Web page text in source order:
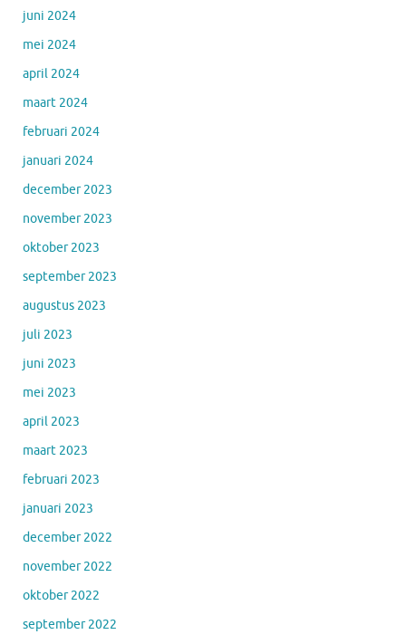
juni 2024
mei 2024
april 2024
maart 2024
februari 2024
januari 2024
december 2023
november 2023
oktober 2023
september 2023
augustus 2023
juli 2023
juni 2023
mei 2023
april 2023
maart 2023
februari 2023
januari 2023
december 2022
november 2022
oktober 2022
september 2022